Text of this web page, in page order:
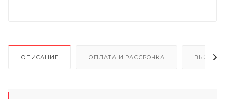
ОПИСАНИЕ ОПЛАТА И РАССРОЧКА ВЫЗОВ